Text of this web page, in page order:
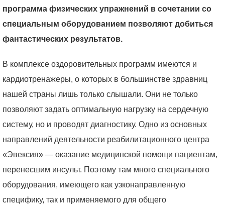
программа физических упражнений в сочетании со
специальным оборудованием позволяют добиться
фантастических результатов.
В комплексе оздоровительных программ имеются и
кардиотренажеры, о которых в большинстве здравниц
нашей страны лишь только слышали. Они не только
позволяют задать оптимальную нагрузку на сердечную
систему, но и проводят диагностику. Одно из основных
направлений деятельности реабилитационного центра
«Эвексия» — оказание медицинской помощи пациентам,
перенесшим инсульт. Поэтому там много специального
оборудования, имеющего как узконаправленную
специфику, так и применяемого для общего